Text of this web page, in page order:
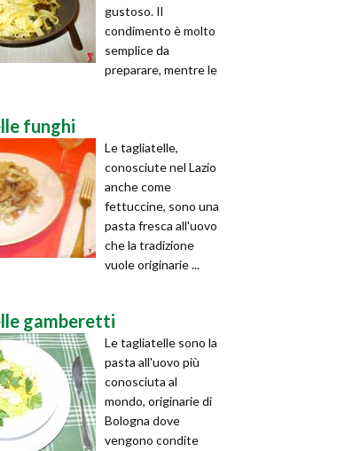
gustoso. Il
condimento è molto
semplice da
preparare, mentre le
funghi
Le tagliatelle,
conosciute nel Lazio
anche come
fettuccine, sono una
pasta fresca all'uovo
che la tradizione
vuole originarie ...
gamberetti
Le tagliatelle sono la
pasta all'uovo più
conosciuta al
mondo, originarie di
Bologna dove
vengono condite